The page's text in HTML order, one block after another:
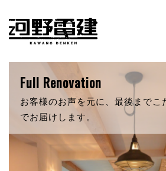
RETRO & NATURE
自然素材にこだわったあなただけ
暖かく迎え入れてくれます。